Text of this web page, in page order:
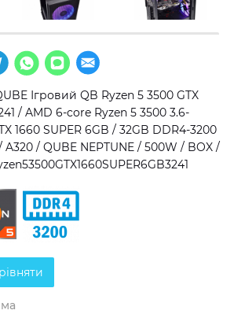
Тип накопичувача
SSD
HDD
SSD + HDD
множник CPU
SSD NVME
Ігровий QB Ryzen 5 3500 GTX
/ AMD 6-core Ryzen 5 3500 3.6-
1660 SUPER 6GB / 32GB DDR4-3200
A320 / QUBE NEPTUNE / 500W / BOX /